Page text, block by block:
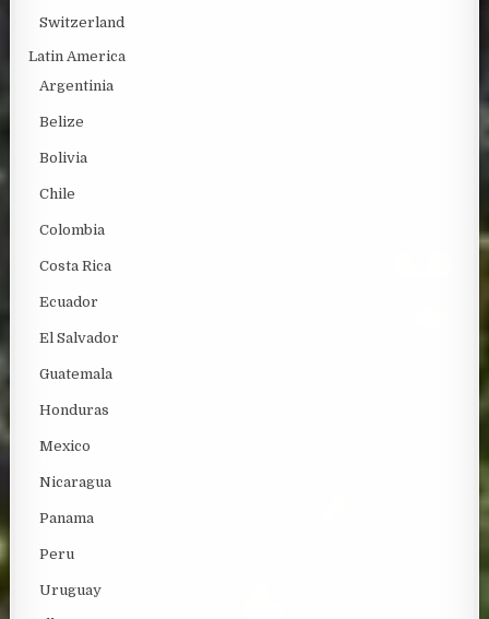
Switzerland
Latin America
Argentinia
Belize
Bolivia
Chile
Colombia
Costa Rica
Ecuador
El Salvador
Guatemala
Honduras
Mexico
Nicaragua
Panama
Peru
Uruguay